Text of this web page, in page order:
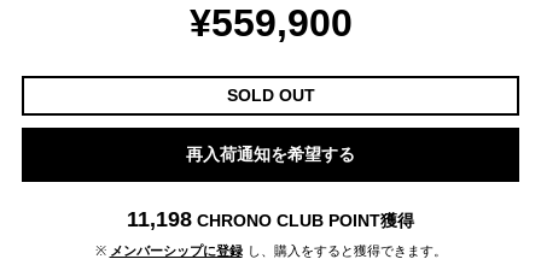
¥559,900
SOLD OUT
再入荷通知を希望する
11,198 CHRONO CLUB POINT獲得
※ メンバーシップに登録 し、購入をすると獲得できます。